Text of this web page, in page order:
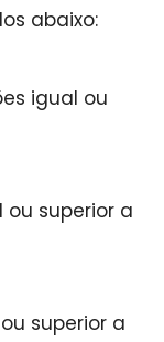
abaixo:
igual ou
ou superior a
superior a